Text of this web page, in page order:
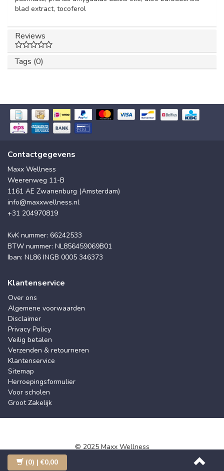
blad extract, tocoferol
Reviews
Tags (0)
Contactgegevens
Maxx Wellness
Weerenweg 11-B
1161 AE Zwanenburg (Amsterdam)
info@maxxwellness.nl
+31 204970819
KvK nummer: 66242533
BTW nummer: NL856459069B01
Iban: NL86 INGB 0005 346373
Klantenservice
Over ons
Algemene voorwaarden
Disclaimer
Privacy Policy
Veilig betalen
Verzenden & retourneren
Klantenservice
Sitemap
Herroepingsformulier
Voor scholen
Groot Zakelijk
© 2025 Maxx Wellness
(0) | €0,00